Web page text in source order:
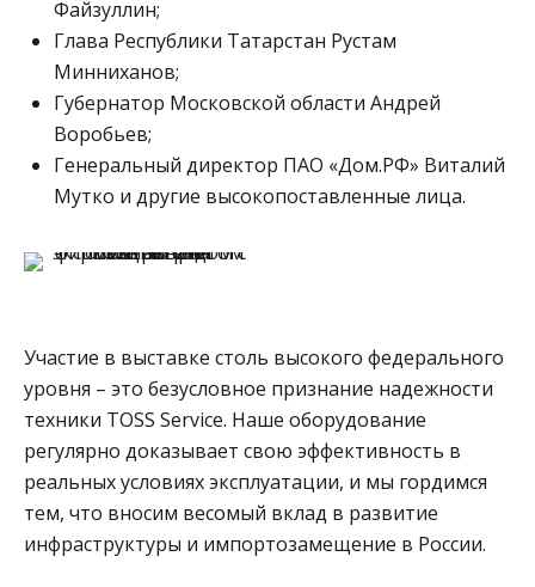
Файзуллин;
Глава Республики Татарстан Рустам
Минниханов;
Губернатор Московской области Андрей
Воробьев;
Генеральный директор ПАО «Дом.РФ» Виталий
Мутко и другие высокопоставленные лица.
Участие в выставке столь высокого федерального
уровня – это безусловное признание надежности
техники TOSS Service. Наше оборудование
регулярно доказывает свою эффективность в
реальных условиях эксплуатации, и мы гордимся
тем, что вносим весомый вклад в развитие
инфраструктуры и импортозамещение в России.